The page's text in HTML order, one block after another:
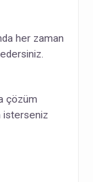
her zaman
çözüm
isterseniz